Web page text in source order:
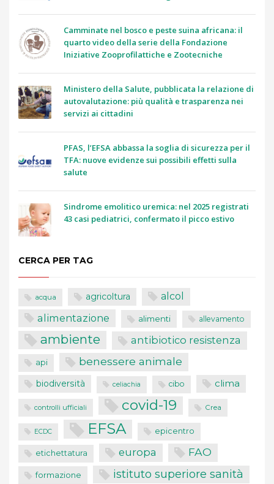
Camminate nel bosco e peste suina africana: il
quarto video della serie della Fondazione
Iniziative Zooprofilattiche e Zootecniche
Ministero della Salute, pubblicata la relazione di
autovalutazione: più qualità e trasparenza nei
servizi ai cittadini
PFAS, l’EFSA abbassa la soglia di sicurezza per il
TFA: nuove evidenze sui possibili effetti sulla
salute
Sindrome emolitico uremica: nel 2025 registrati
43 casi pediatrici, confermato il picco estivo
CERCA PER TAG
acqua agricoltura alcol
alimentazione alimenti allevamento
ambiente antibiotico resistenza
api benessere animale
biodiversità celiachia cibo clima
controlli ufficiali covid-19 Crea
ECDC EFSA epicentro
etichettatura europa FAO
formazione istituto superiore sanità